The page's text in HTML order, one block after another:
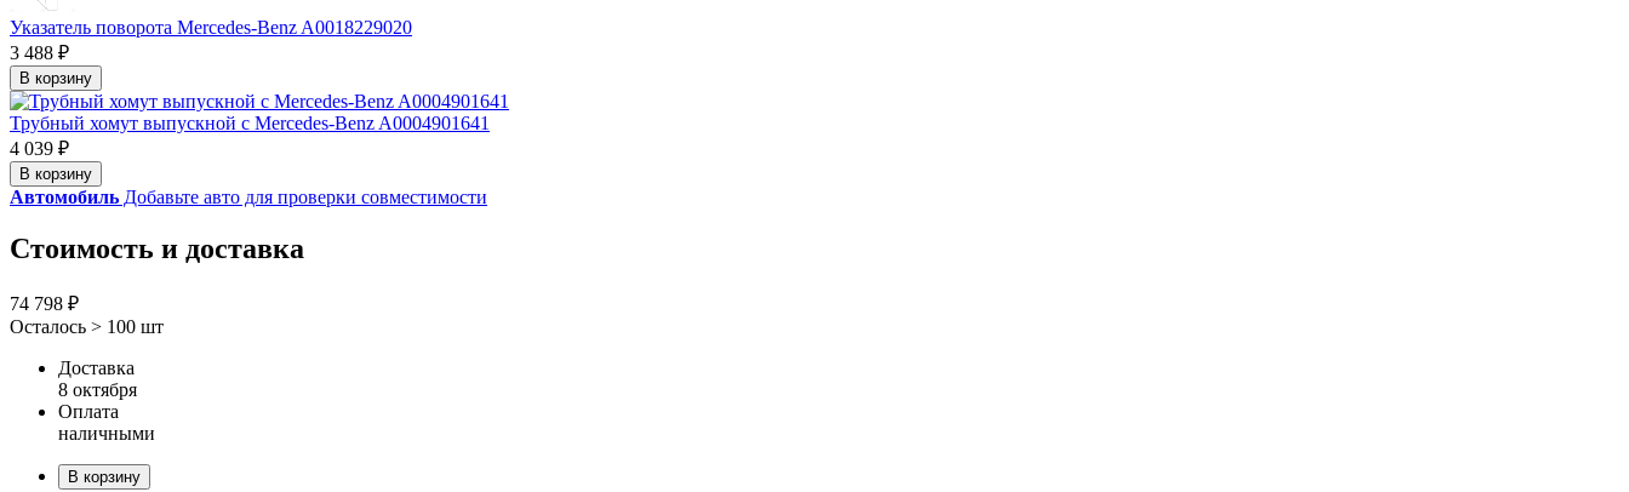
Указатель поворота Mercedes-Benz A0018229020
3 488 ₽
В корзину
Трубный хомут выпускной с Mercedes-Benz A0004901641
4 039 ₽
В корзину
Автомобиль Добавьте авто для проверки совместимости
Стоимость и доставка
74 798 ₽
Осталось > 100 шт
Доставка
8 октября
Оплата
наличными
В корзину